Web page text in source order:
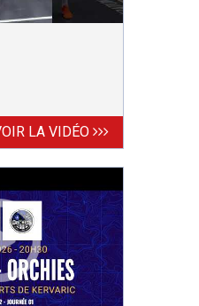
LA VIDÉO